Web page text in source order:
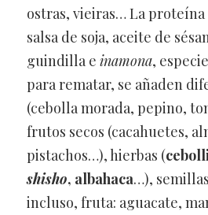
ostras, vieiras… La proteína
salsa de soja, aceite de
guindilla e inamona,
para rematar, se añaden
(cebolla morada, pepino,
frutos secos (cacahuetes,
pistachos…), hierbas (
shisho, albahaca…),
incluso, fruta: aguacate,